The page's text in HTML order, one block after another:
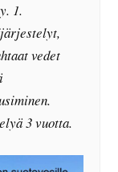
1.
vedet
3 vuotta.